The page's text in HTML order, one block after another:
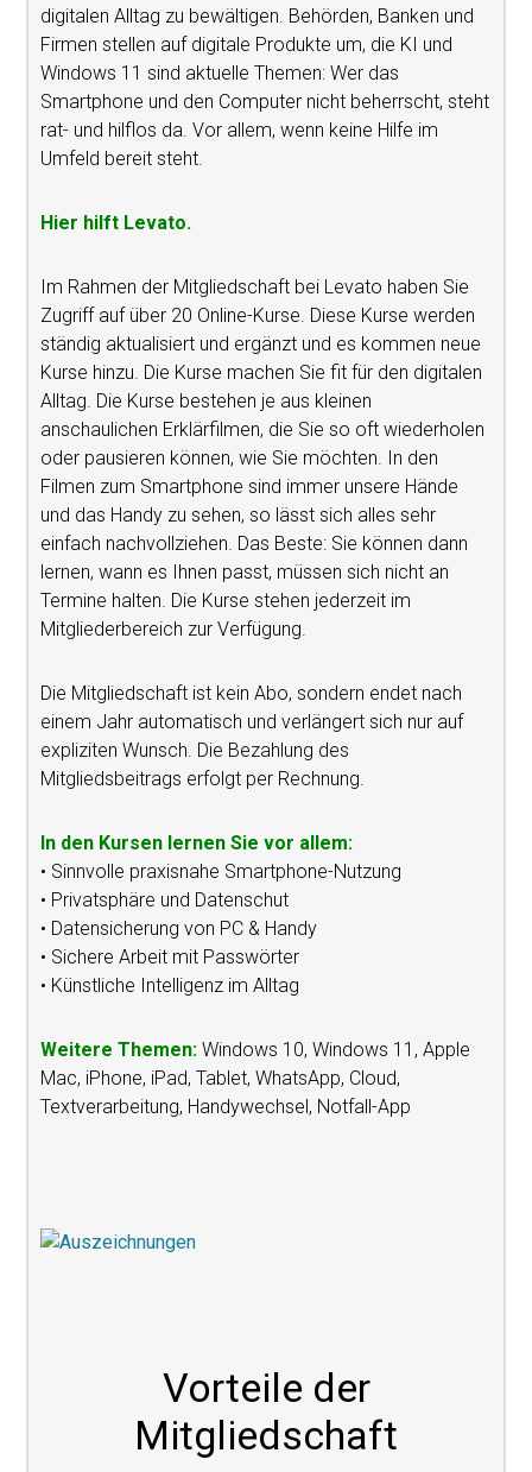
digitalen Alltag zu bewältigen. Behörden, Banken und
Firmen stellen auf digitale Produkte um, die KI und
Windows 11 sind aktuelle Themen: Wer das
Smartphone und den Computer nicht beherrscht, steht
rat- und hilflos da. Vor allem, wenn keine Hilfe im
Umfeld bereit steht.
Hier hilft Levato.
Im Rahmen der Mitgliedschaft bei Levato haben Sie
Zugriff auf über 20 Online-Kurse. Diese Kurse werden
ständig aktualisiert und ergänzt und es kommen neue
Kurse hinzu. Die Kurse machen Sie fit für den digitalen
Alltag. Die Kurse bestehen je aus kleinen
anschaulichen Erklärfilmen, die Sie so oft wiederholen
oder pausieren können, wie Sie möchten. In den
Filmen zum Smartphone sind immer unsere Hände
und das Handy zu sehen, so lässt sich alles sehr
einfach nachvollziehen. Das Beste: Sie können dann
lernen, wann es Ihnen passt, müssen sich nicht an
Termine halten. Die Kurse stehen jederzeit im
Mitgliederbereich zur Verfügung.
Die Mitgliedschaft ist kein Abo, sondern endet nach
einem Jahr automatisch und verlängert sich nur auf
expliziten Wunsch. Die Bezahlung des
Mitgliedsbeitrags erfolgt per Rechnung.
In den Kursen lernen Sie vor allem:
• Sinnvolle praxisnahe Smartphone-Nutzung
• Privatsphäre und Datenschut
• Datensicherung von PC & Handy
• Sichere Arbeit mit Passwörter
• Künstliche Intelligenz im Alltag
Weitere Themen: Windows 10, Windows 11, Apple
Mac, iPhone, iPad, Tablet, WhatsApp, Cloud,
Textverarbeitung, Handywechsel, Notfall-App
Vorteile der
Mitgliedschaft